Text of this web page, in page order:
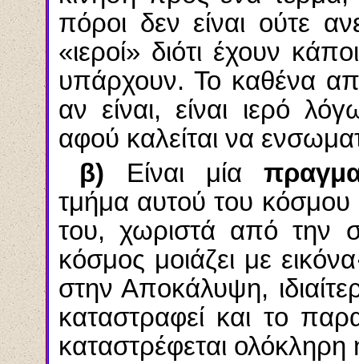
πόροι δεν είναι ούτε
«ιεροί» διότι έχουν
υπάρχουν. Το καθένα
αν είναι, είναι ιερό
αφού καλείται να
β) Είναι μία
τμήμα αυτού του
του, χωριστά από την
κόσμος μοιάζει με
στην Αποκάλυψη,
καταστραφεί και το
καταστρέφεται ολόκληρη